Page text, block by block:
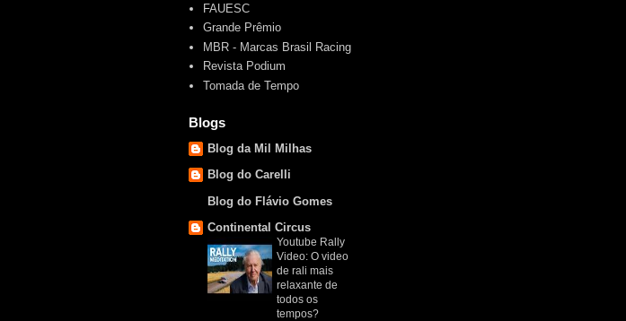
FAUESC
Grande Prêmio
MBR - Marcas Brasil Racing
Revista Podium
Tomada de Tempo
Blogs
Blog da Mil Milhas
Blog do Carelli
Blog do Flávio Gomes
Continental Circus
Youtube Rally
Video: O video
de rali mais
relaxante de
todos os
tempos?